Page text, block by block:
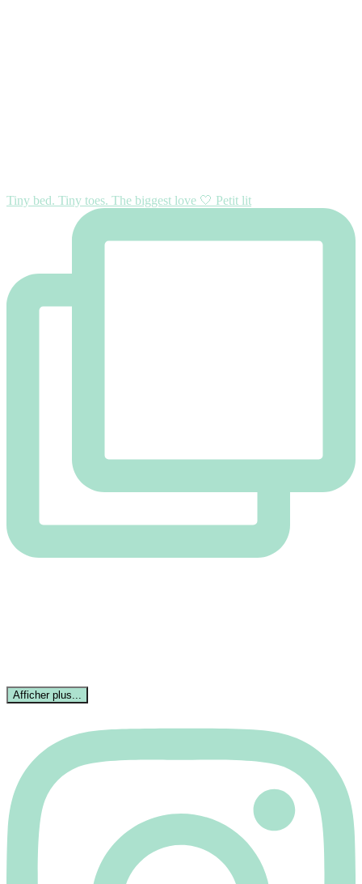
Tiny bed. Tiny toes. The biggest love 🤍 Petit lit
Afficher plus...